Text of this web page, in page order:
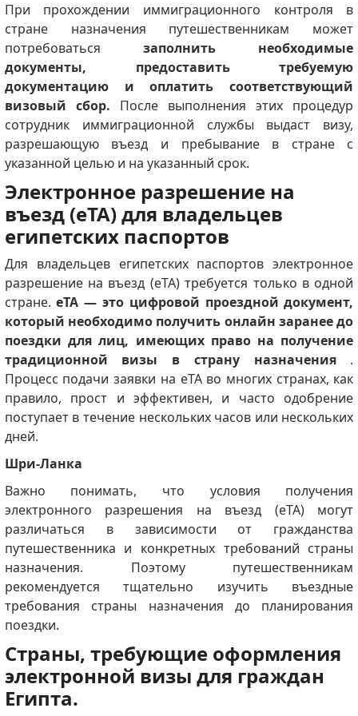
При прохождении иммиграционного контроля в
стране назначения путешественникам может
потребоваться заполнить необходимые
документы, предоставить требуемую
документацию и оплатить соответствующий
визовый сбор. После выполнения этих процедур
сотрудник иммиграционной службы выдаст визу,
разрешающую въезд и пребывание в стране с
указанной целью и на указанный срок.
Электронное разрешение на
въезд (eTA) для владельцев
египетских паспортов
Для владельцев египетских паспортов электронное
разрешение на въезд (eTA) требуется только в одной
стране.eTA — это цифровой проездной документ,
который необходимо получить онлайн заранее до
поездки для лиц, имеющих право на получение
традиционной визы в страну назначения.
Процесс подачи заявки на eTA во многих странах, как
правило, прост и эффективен, и часто одобрение
поступает в течение нескольких часов или нескольких
дней.
Шри-Ланка
Важно понимать, что условия получения
электронного разрешения на въезд (eTA) могут
различаться в зависимости от гражданства
путешественника и конкретных требований страны
назначения. Поэтому путешественникам
рекомендуется тщательно изучить въездные
требования страны назначения до планирования
поездки.
Страны, требующие оформления
электронной визы для граждан
Египта.